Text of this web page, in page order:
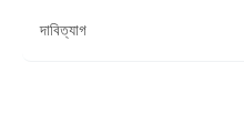
https://
দাবিত্যাগ